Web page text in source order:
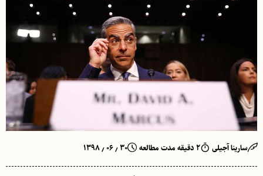
سارینا آجیلی ۲ دقیقه مدت مطالعه ۳۰ ٫ ۰۶ ٫ ۱۳۹۸